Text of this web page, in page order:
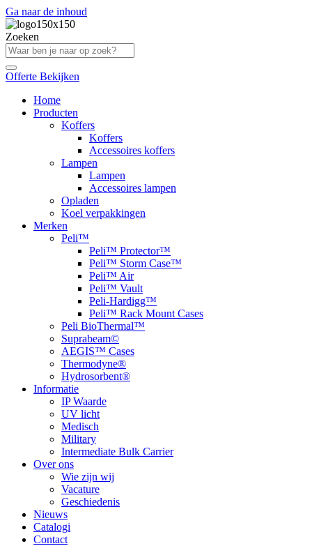
Ga naar de inhoud
Zoeken
Offerte Bekijken
Home
Producten
Koffers
Koffers
Accessoires koffers
Lampen
Lampen
Accessoires lampen
Opladen
Koel verpakkingen
Merken
Peli™
Peli™ Protector™
Peli™ Storm Case™
Peli™ Air
Peli™ Vault
Peli-Hardigg™
Peli™ Rack Mount Cases
Peli BioThermal™
Suprabeam©
AEGIS™ Cases
Thermodyne®
Hydrosorbent®
Informatie
IP Waarde
UV licht
Medisch
Military
Intermediate Bulk Carrier
Over ons
Wie zijn wij
Vacature
Geschiedenis
Nieuws
Catalogi
Contact